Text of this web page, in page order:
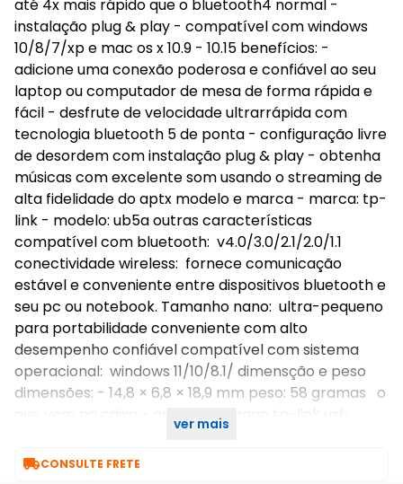
até 4x mais rápido que o bluetooth4 normal -
instalação plug & play - compatível com windows
10/8/7/xp e mac os x 10.9 - 10.15 benefícios: -
adicione uma conexão poderosa e confiável ao seu
laptop ou computador de mesa de forma rápida e
fácil - desfrute de velocidade ultrarrápida com
tecnologia bluetooth 5 de ponta - configuração livre
de desordem com instalação plug & play - obtenha
músicas com excelente som usando o streaming de
alta fidelidade do aptx modelo e marca - marca: tp-
link - modelo: ub5a outras características
compatível com bluetooth: v4.0/3.0/2.1/2.0/1.1
conectividade wireless: fornece comunicação
estável e conveniente entre dispositivos bluetooth e
seu pc ou notebook. Tamanho nano: ultra-pequeno
para portabilidade conveniente com alto
desempenho confiável compatível com sistema
operacional: windows 11/10/8.1/ dimensção e peso
dimensões: - 14,8 × 6,8 × 18,9 mm peso: 58 gramas o
que vem na caixa - adaptador nano tp-link usb
ver mais
CONSULTE FRETE